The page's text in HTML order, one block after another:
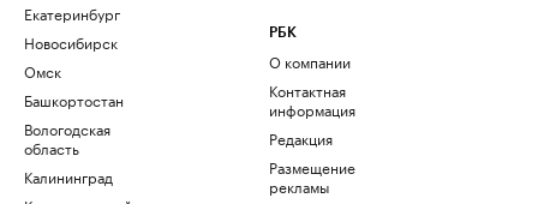
Екатеринбург
Новосибирск
Омск
Башкортостан
Вологодская
область
Калининград
РБК
О компании
Контактная
информация
Редакция
Размещение
рекламы